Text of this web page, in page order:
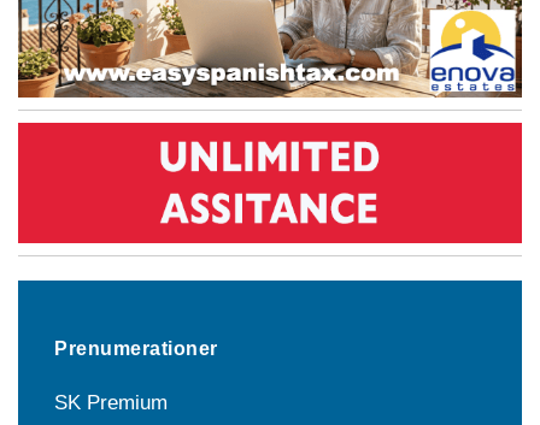
Prenumerationer
SK Premium